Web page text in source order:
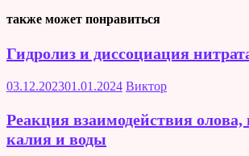
также может понравиться
Гидролиз и диссоциация
03.12.202301.01.2024 Виктор
Реакция взаимодействия олова,
калия и воды